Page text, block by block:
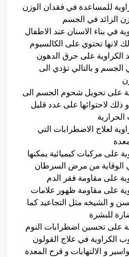
للمساعدة في فقدان الوزن
الزائد في الجسم
في بناء الاسنان عند الاطفال
لانها تحتوي على الكالسيوم
الكراوية على حرق الدهون
الجسم و بالتالي تؤدي الى
على تحويل شحوم الجسم الى
ذلك لاحتوائها على عدد قليل
لعلاج الاضطرابات التي
على مركبات كيميائية يمكنها
الوقاية من مرض السرطان
على مقاومة فقر الدم
على مقاومة ظهور علامات
و الشيخه مثل التجاعيد كما
للبشرة
على تحسين اضطرابات النوم
الكراوية في علاج القولون
و الالتهابات و قرح المعدة